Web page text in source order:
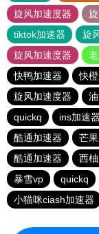
旋风加速度器
tiktok加速器
旋
旋风加速度器
快鸭加速器
快
旋风加速度器
quickq
ins加速器
酷通加速器
芒
酷通加速器
西
暴雪vp
quickq
小猫咪ciash加速器